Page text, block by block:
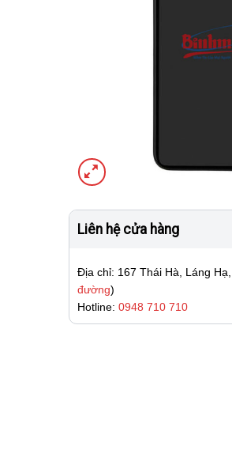
Liên hệ cửa hàng
Địa chỉ: 167 Thái Hà, Láng
đường)
Hotline: 0948 710 710